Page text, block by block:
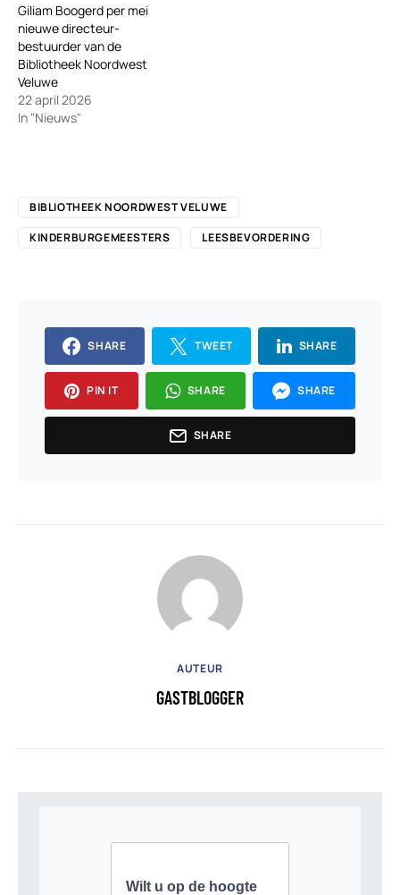
Giliam Boogerd per mei
nieuwe directeur-
bestuurder van de
Bibliotheek Noordwest
Veluwe
22 april 2026
In "Nieuws"
BIBLIOTHEEK NOORDWEST VELUWE
KINDERBURGEMEESTERS
LEESBEVORDERING
SHARE TWEET SHARE
PIN IT SHARE SHARE
SHARE
AUTEUR
GASTBLOGGER